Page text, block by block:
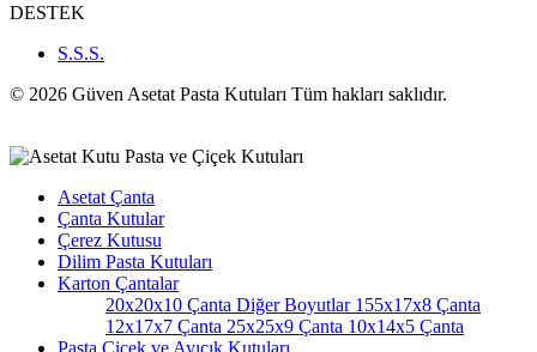
DESTEK
S.S.S.
© 2026 Güven Asetat Pasta Kutuları Tüm hakları saklıdır.
Asetat Çanta
Çanta Kutular
Çerez Kutusu
Dilim Pasta Kutuları
Karton Çantalar
20x20x10 Çanta Diğer Boyutlar155x17x8 Çanta
12x17x7 Çanta 25x25x9 Çanta 10x14x5 Çanta
Pasta Çiçek ve Ayıcık Kutuları